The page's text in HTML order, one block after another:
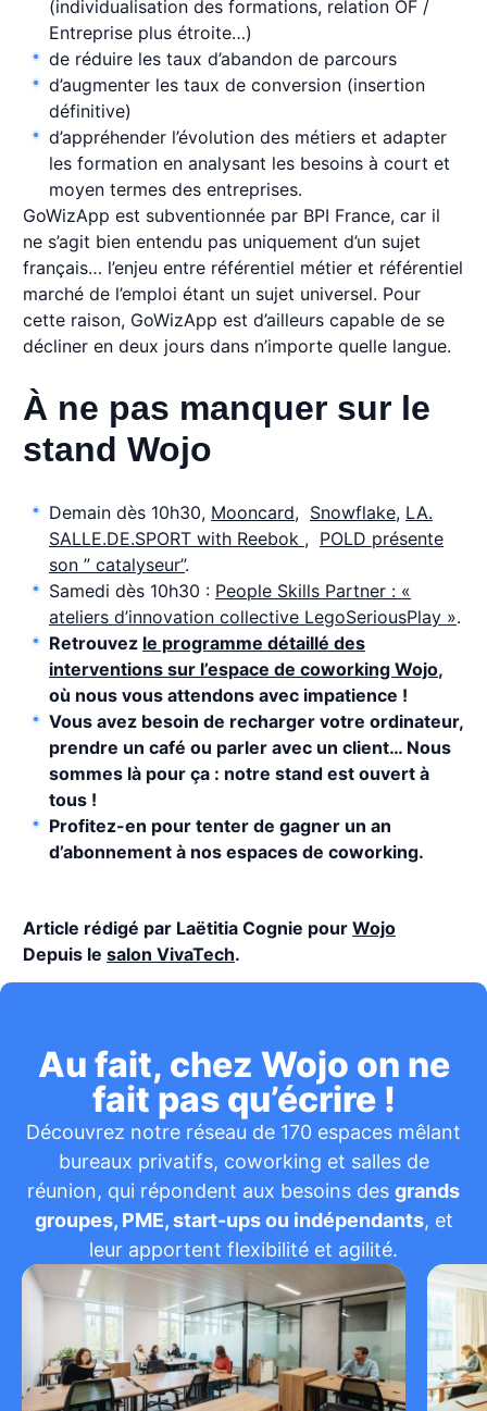
(individualisation des formations, relation OF /
Entreprise plus étroite…)
de réduire les taux d’abandon de parcours
d’augmenter les taux de conversion (insertion
définitive)
d’appréhender l’évolution des métiers et adapter
les formation en analysant les besoins à court et
moyen termes des entreprises.
GoWizApp est subventionnée par BPI France, car il
ne s’agit bien entendu pas uniquement d’un sujet
français… l’enjeu entre référentiel métier et référentiel
marché de l’emploi étant un sujet universel. Pour
cette raison, GoWizApp est d’ailleurs capable de se
décliner en deux jours dans n’importe quelle langue.
À ne pas manquer sur le
stand Wojo
Demain dès 10h30, Mooncard, Snowflake, LA.
SALLE.DE.SPORT with Reebok , POLD présente
son ” catalyseur”.
Samedi dès 10h30 : People Skills Partner : «
ateliers d’innovation collective LegoSeriousPlay ».
Retrouvez le programme détaillé des
interventions sur l’espace de coworking Wojo,
où nous vous attendons avec impatience !
Vous avez besoin de recharger votre ordinateur,
prendre un café ou parler avec un client… Nous
sommes là pour ça : notre stand est ouvert à
tous !
Profitez-en pour tenter de gagner un an
d’abonnement à nos espaces de coworking.
Article rédigé par Laëtitia Cognie pour Wojo
Depuis le salon VivaTech.
Au fait, chez Wojo on ne
fait pas qu’écrire !
Découvrez notre réseau de 170 espaces mêlant
bureaux privatifs, coworking et salles de
réunion, qui répondent aux besoins des grands
groupes, PME, start-ups ou indépendants, et
leur apportent flexibilité et agilité.